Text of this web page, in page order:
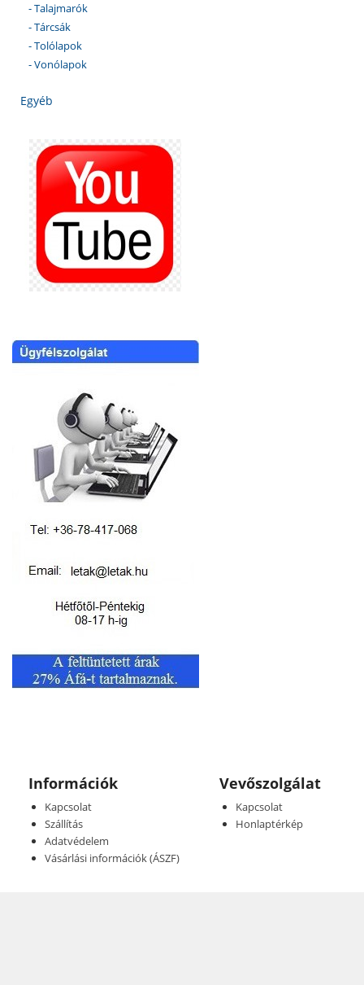
- Talajmarók
- Tárcsák
- Tolólapok
- Vonólapok
Egyéb
Információk
Kapcsolat
Szállítás
Adatvédelem
Vásárlási információk (ÁSZF)
Vevőszolgálat
Kapcsolat
Honlaptérkép